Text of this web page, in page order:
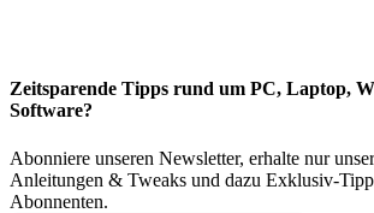
Zeitsparende Tipps rund um PC, Laptop,
Software?
Abonniere unseren Newsletter, erhalte nur
Anleitungen & Tweaks und dazu Exklusiv-
Abonnenten.